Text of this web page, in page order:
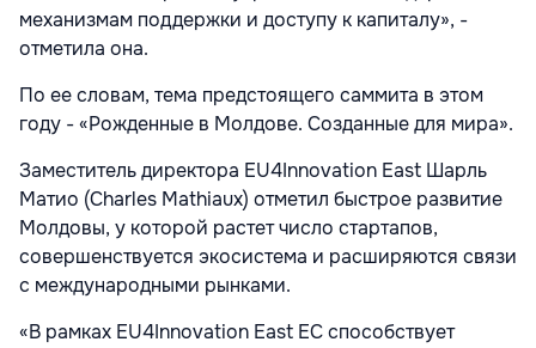
механизмам поддержки и доступу к капиталу», -
отметила она.
По ее словам, тема предстоящего саммита в этом
году - «Рожденные в Молдове. Созданные для мира».
Заместитель директора EU4Innovation East Шарль
Матио (Charles Mathiaux) отметил быстрое развитие
Молдовы, у которой растет число стартапов,
совершенствуется экосистема и расширяются связи
с международными рынками.
«В рамках EU4Innovation East ЕС способствует